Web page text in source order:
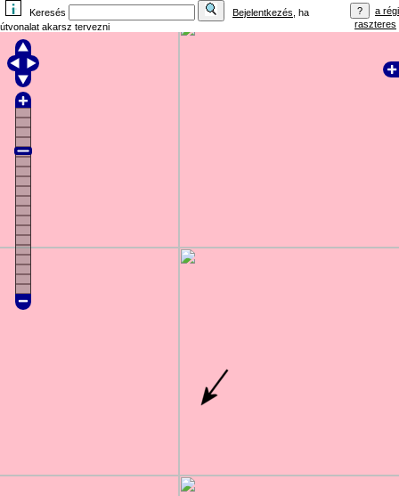
Keresés Bejelentkezés , ha
útvonalat akarsz tervezni
a régi
raszteres